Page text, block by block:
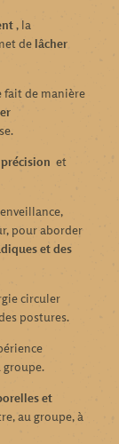
, la
delâcher
fait de manière
précision et
pour aborder
et des
circuler
postures.
et
au groupe, à